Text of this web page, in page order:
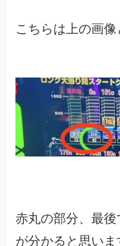
こちらは上の画
赤丸の部分、最
が分かると思いま